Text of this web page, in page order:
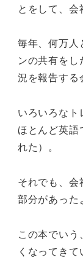
とをして、会
毎年、何万人
ンの共有を
況を報告する
いろいろなト
ほとんど英
れた）。
それでも、
部分があった
この本でいう
くなってきて